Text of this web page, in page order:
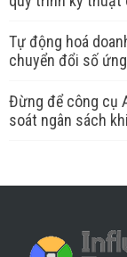
Tự động hoá
chuyển đổi số
Đừng để công cụ
soát ngân sách